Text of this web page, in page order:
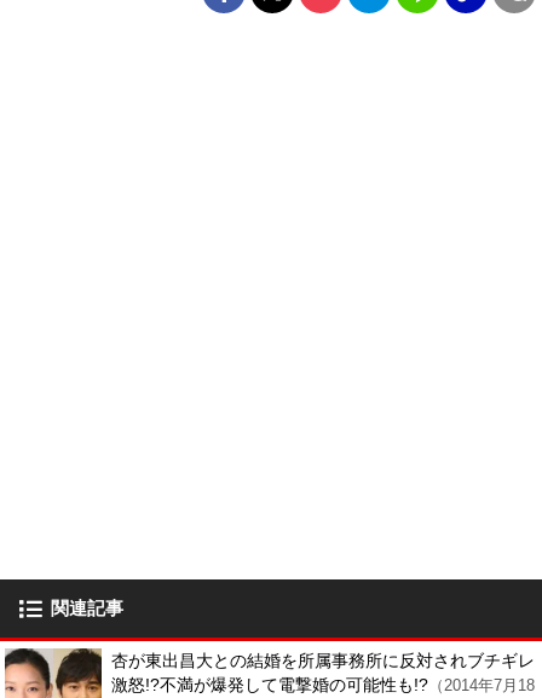
関連記事
杏が東出昌大との結婚を所属事務所に反対されブチギレ
激怒!?不満が爆発して電撃婚の可能性も!? （2014年7月18